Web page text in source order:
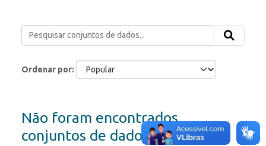
Ordenar por
Não foram encontrados
conjuntos de dados